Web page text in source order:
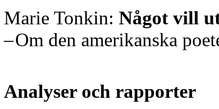
Marie Tonkin: Något vill
– Om den amerikanska
Analyser och rapporter